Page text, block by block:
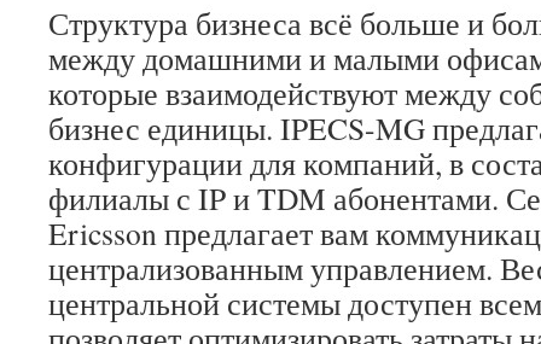
Структура бизнеса всё больше и
между домашними и малыми
которые взаимодействуют между
бизнес единицы. IPECS-MG
конфигурации для компаний, в
филиалы с IP и TDM абонентами.
Ericsson предлагает вам
централизованным управлением.
центральной системы доступен